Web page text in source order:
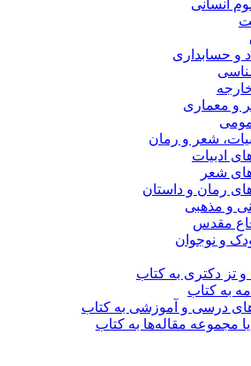
انسانی
و حسابداری
و معماری
شعر و رمان
ادبیات
شعر
رمان و داستان
و مذهبی
مقدس
و نوجوان
و تز دکتری به کتاب
به کتاب
درسی و آموزشی به کتاب
یا مجموعه مقاله‌ها به کتاب